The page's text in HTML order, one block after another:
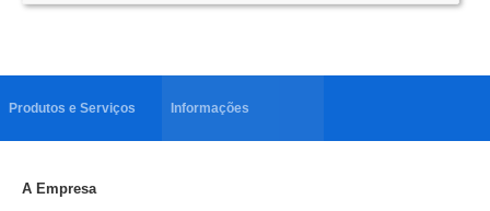
Produtos e Serviços Informações
A Empresa